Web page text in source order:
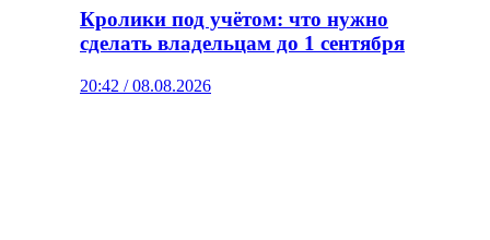
Кролики под учётом: что нужно
сделать владельцам до 1 сентября
20:42 / 08.08.2026